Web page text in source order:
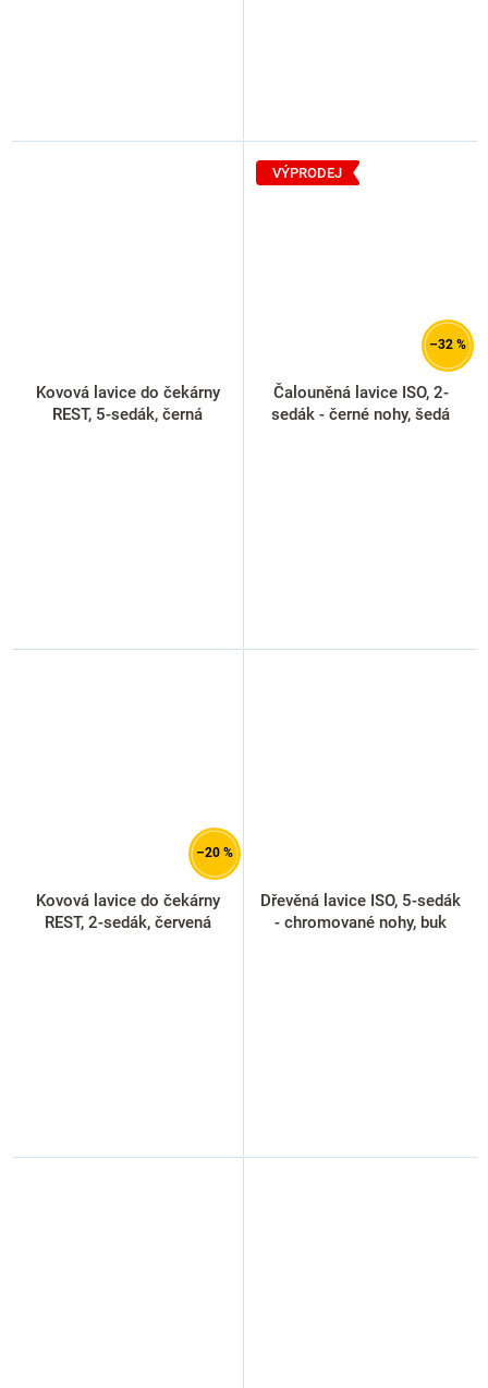
Kovová lavice do čekárny
REST, 5-sedák, černá
VÝPRODEJ
–32 %
Čalouněná lavice ISO, 2-
sedák - černé nohy, šedá
–20 %
Kovová lavice do čekárny
REST, 2-sedák, červená
Dřevěná lavice ISO, 5-sedák
- chromované nohy, buk